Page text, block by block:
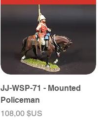
JJ-WSP-71 - Mounted
Policeman
Prix
108,00 $US